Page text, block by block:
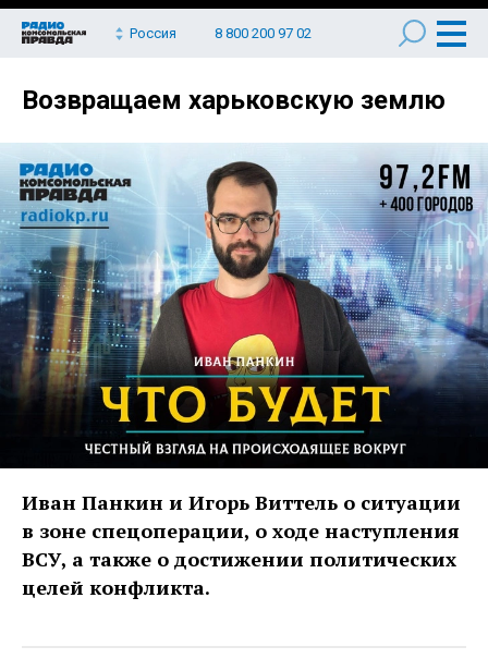
Россия 8 800 200 97 02
Возвращаем харьковскую землю
Иван Панкин и Игорь Виттель о ситуации
в зоне спецоперации, о ходе наступления
ВСУ, а также о достижении политических
целей конфликта.